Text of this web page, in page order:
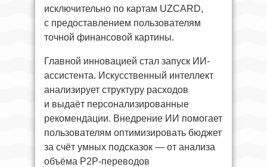
исключительно по картам UZCARD,
с предоставлением пользователям
точной финансовой картины.
Главной инновацией стал запуск ИИ-
ассистента. Искусственный интеллект
анализирует структуру расходов
и выдаёт персонализированные
рекомендации. Внедрение ИИ помогает
пользователям оптимизировать бюджет
за счёт умных подсказок — от анализа
объёма P2P-переводов